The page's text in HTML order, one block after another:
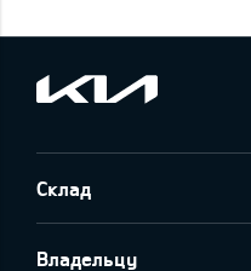
Склад
Владельцу